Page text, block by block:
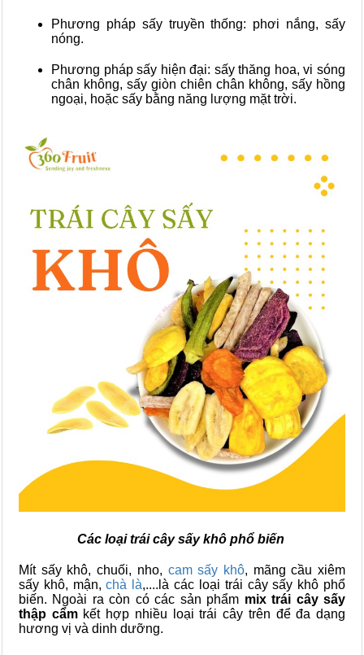
Phương pháp sấy truyền thống: phơi nắng, sấy
nóng.
Phương pháp sấy hiện đại: sấy thăng hoa, vi sóng
chân không, sấy giòn chiên chân không, sấy hồng
ngoại, hoặc sấy bằng năng lượng mặt trời.
Các loại trái cây sấy khô phổ biến
Mít sấy khô, chuối, nho, cam sấy khô, mãng cầu xiêm
sấy khô, mận,chà là,....là các loại trái cây sấy khô phổ
biến. Ngoài ra còn có các sản phẩm mix trái cây sấy
thập cẩmkết hợp nhiều loại trái cây trên để đa dạng
hương vị và dinh dưỡng.